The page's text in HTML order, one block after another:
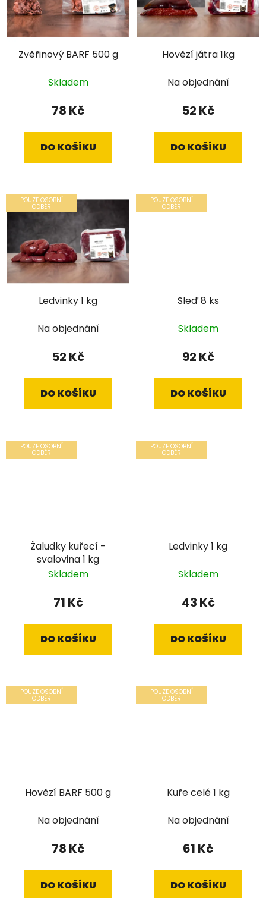
Zvěřinový BARF 500 g
Skladem
78 Kč
DO KOŠÍKU
Hovězí játra 1kg
Na objednání
52 Kč
DO KOŠÍKU
POUZE OSOBNÍ
ODBĚR
Ledvinky 1 kg
Na objednání
52 Kč
DO KOŠÍKU
POUZE OSOBNÍ
ODBĚR
Sleď 8 ks
Skladem
92 Kč
DO KOŠÍKU
POUZE OSOBNÍ
ODBĚR
Žaludky kuřecí -
svalovina 1 kg
Skladem
71 Kč
DO KOŠÍKU
POUZE OSOBNÍ
ODBĚR
Ledvinky 1 kg
Skladem
43 Kč
DO KOŠÍKU
POUZE OSOBNÍ
ODBĚR
Hovězí BARF 500 g
Na objednání
78 Kč
DO KOŠÍKU
POUZE OSOBNÍ
ODBĚR
Kuře celé 1 kg
Na objednání
61 Kč
DO KOŠÍKU